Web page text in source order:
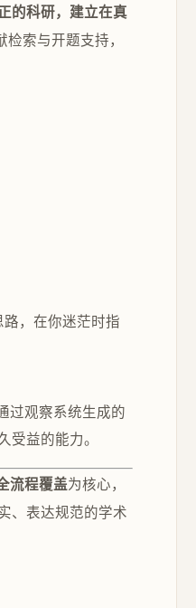
的科研，建立在真
索与开题支持，
，在你迷茫时指
过观察系统生成的
益的能力。
流程覆盖为核心，
、表达规范的学术